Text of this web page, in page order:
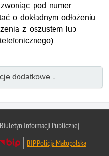
pod numer
o dokładnym odłożeniu
z oszustem lub
dodatkowe ↓
Biuletyn Informacji Publicznej
BIP Policja Małopolska